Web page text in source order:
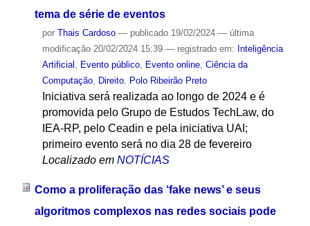
tema de série de eventos
por Thais Cardoso — publicado19/02/2024 — última
modificação20/02/2024 15:39 — registrado em: Inteligência
Artificial , Evento público, Evento online, Ciência da
Computação, Direito, Polo Ribeirão Preto
Iniciativa será realizada ao longo de 2024 e é
promovida pelo Grupo de Estudos TechLaw, do
IEA-RP, pelo Ceadin e pela iniciativa UAI;
primeiro evento será no dia 28 de fevereiro
Localizado em NOTÍCIAS
Como a proliferação das ‘fake news’ e seus
algoritmos complexos nas redes sociais pode